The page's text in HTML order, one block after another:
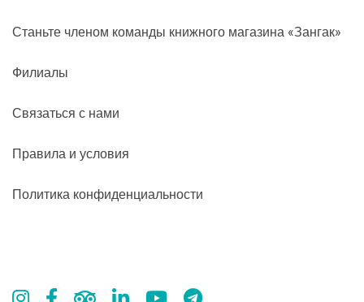
Станьте членом команды книжного магазина «Зангак»
Филиалы
Связаться с нами
Правила и условия
Политика конфиденциальности